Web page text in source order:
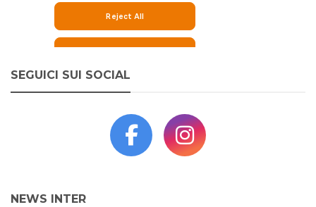
SEGUICI SUI SOCIAL
NEWS INTER